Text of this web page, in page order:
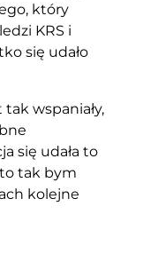
który
KRS i
się udało
wspaniały,
się udała to
tak bym
kolejne